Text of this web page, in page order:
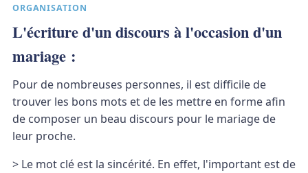
ORGANISATION
L'écriture d'un discours à l'occasion d'un
mariage :
Pour de nombreuses personnes, il est difficile de
trouver les bons mots et de les mettre en forme afin
de composer un beau discours pour le mariage de
leur proche.
> Le mot clé est la sincérité. En effet, l'important est de